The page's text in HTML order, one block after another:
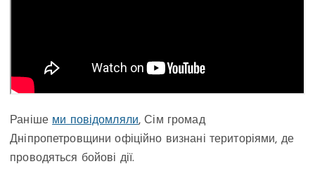
Раніше ми повідомляли, Сім громад
Дніпропетровщини офіційно визнані територіями, де
проводяться бойові дії.